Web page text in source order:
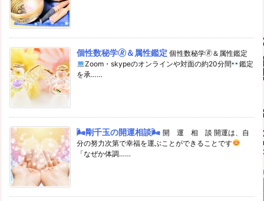
個性数秘学🄬＆属性鑑定 個性数秘学🄬＆属性鑑定
Zoom・skypeのオンラインや対面の約20分間
鑑定
を承……
🌬剛千玉の開運相談🌬 開 運 相 談 開運は、自
分の努力次第で幸福を運ぶことができることです
「なぜか体調……